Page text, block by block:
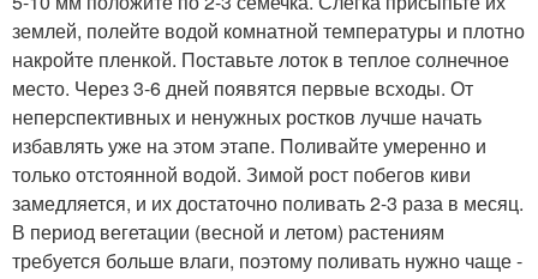
землей, полейте водой комнатной температуры и плотно
накройте пленкой. Поставьте лоток в теплое солнечное
место. Через 3-6 дней появятся первые всходы. От
неперспективных и ненужных ростков лучше начать
избавлять уже на этом этапе. Поливайте умеренно и
только отстоянной водой. Зимой рост побегов киви
замедляется, и их достаточно поливать 2-3 раза в месяц.
В период вегетации (весной и летом) растениям
требуется больше влаги, поэтому поливать нужно чаще -